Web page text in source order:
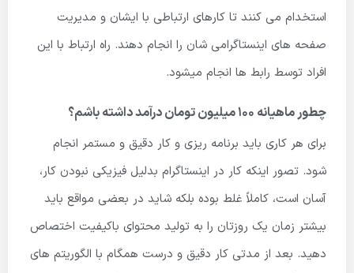
استخدام می کنند تا کارهای ارتباطی با ایشان و مدیریت
صفحه های اینستاگرامی شان را انجام دهند. راه ارتباط با این
افراد توسط رابط ها انجام میشود.
چطور ماهیانه 100 میلیون تومان درآمد داشته باشم؟
برای هر کاری باید برنامه ریزی و کار دقیق و مستمر انجام
شود. تصور اینکه کار در اینستاگرام بدلیل فیزیکی نبودن کار،
آسان است، کاملاً غلط بوده بلکه شاید در بعضی مواقع باید
بیشتر زمان یک روزتان را به تولید محتوای باکیفیت اختصاص
دهید. بعد از مدتی کار دقیق و درست همگام با الگوریتم های